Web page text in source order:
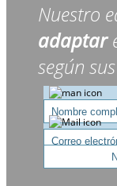
Nuestro
adaptar
según